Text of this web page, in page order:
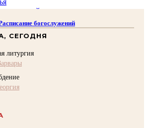
Воскресной школы
богослужений
СЕГОДНЯ
литургия